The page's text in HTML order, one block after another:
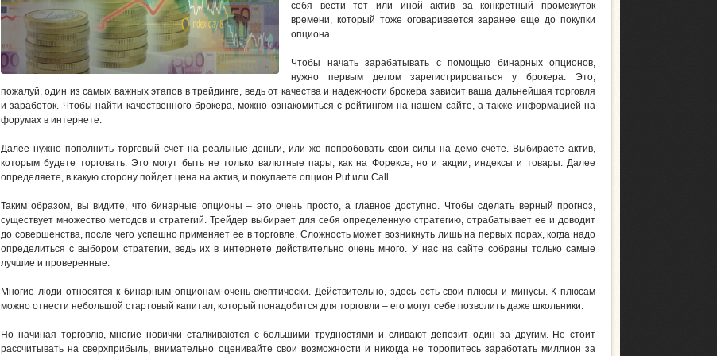
себя вести тот или иной актив за конкретный промежуток
времени, который тоже оговаривается заранее еще до покупки
опциона.
Чтобы начать зарабатывать с помощью бинарных опционов,
нужно первым делом зарегистрироваться у брокера. Это,
пожалуй, один из самых важных этапов в трейдинге, ведь от качества и надежности брокера зависит ваша дальнейшая торговля
и заработок. Чтобы найти качественного брокера, можно ознакомиться с рейтингом на нашем сайте, а также информацией на
форумах в интернете.
Далее нужно пополнить торговый счет на реальные деньги, или же попробовать свои силы на демо-счете. Выбираете актив,
которым будете торговать. Это могут быть не только валютные пары, как на Форексе, но и акции, индексы и товары. Далее
определяете, в какую сторону пойдет цена на актив, и покупаете опцион Put или Call.
Таким образом, вы видите, что бинарные опционы – это очень просто, а главное доступно. Чтобы сделать верный прогноз,
существует множество методов и стратегий. Трейдер выбирает для себя определенную стратегию, отрабатывает ее и доводит
до совершенства, после чего успешно применяет ее в торговле. Сложность может возникнуть лишь на первых порах, когда надо
определиться с выбором стратегии, ведь их в интернете действительно очень много. У нас на сайте собраны только самые
лучшие и проверенные.
Многие люди относятся к бинарным опционам очень скептически. Действительно, здесь есть свои плюсы и минусы. К плюсам
можно отнести небольшой стартовый капитал, который понадобится для торговли – его могут себе позволить даже школьники.
Но начиная торговлю, многие новички сталкиваются с большими трудностями и сливают депозит один за другим. Не стоит
рассчитывать на сверхприбыль, внимательно оценивайте свои возможности и никогда не торопитесь заработать миллион за